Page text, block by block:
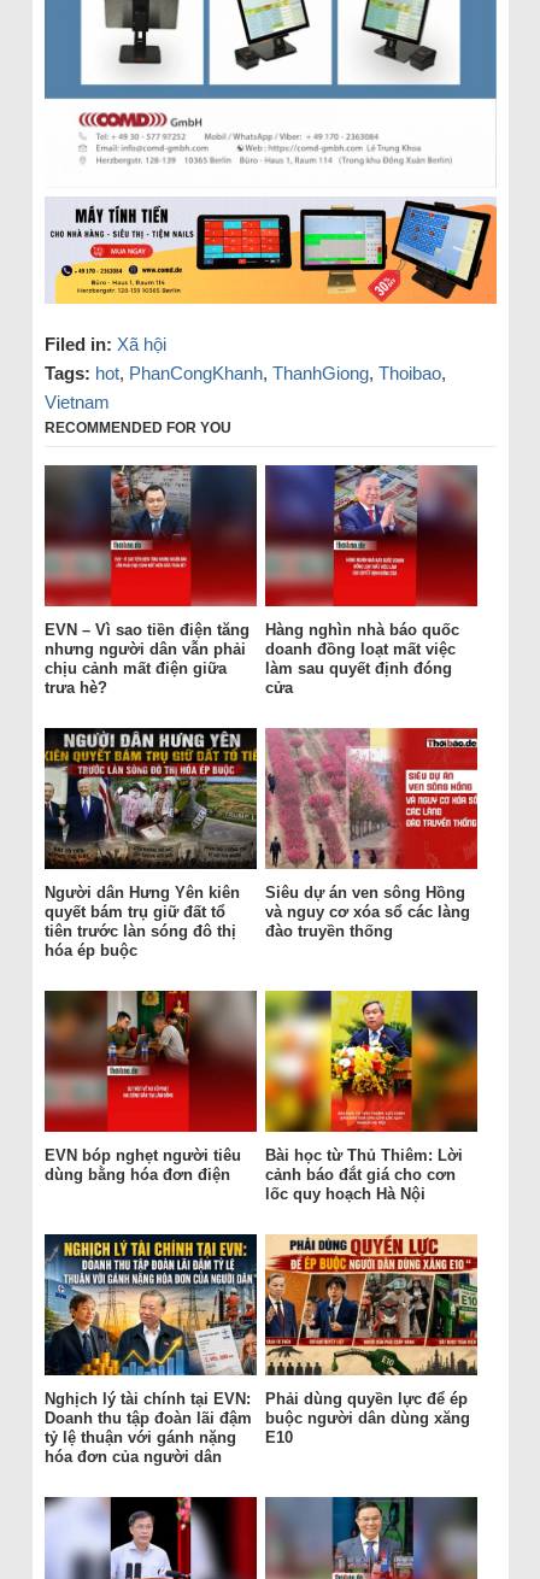
Filed in: Xã hội
Tags: hot, PhanCongKhanh, ThanhGiong, Thoibao,
Vietnam
RECOMMENDED FOR YOU
EVN – Vì sao tiền điện tăng
nhưng người dân vẫn phải
chịu cảnh mất điện giữa
trưa hè?
Hàng nghìn nhà báo quốc
doanh đồng loạt mất việc
làm sau quyết định đóng
cửa
Người dân Hưng Yên kiên
quyết bám trụ giữ đất tổ
tiên trước làn sóng đô thị
hóa ép buộc
Siêu dự án ven sông Hồng
và nguy cơ xóa sổ các làng
đào truyền thống
EVN bóp nghẹt người tiêu
dùng bằng hóa đơn điện
Bài học từ Thủ Thiêm: Lời
cảnh báo đắt giá cho cơn
lốc quy hoạch Hà Nội
Nghịch lý tài chính tại EVN:
Doanh thu tập đoàn lãi đậm
tỷ lệ thuận với gánh nặng
hóa đơn của người dân
Phải dùng quyền lực để ép
buộc người dân dùng xăng
E10